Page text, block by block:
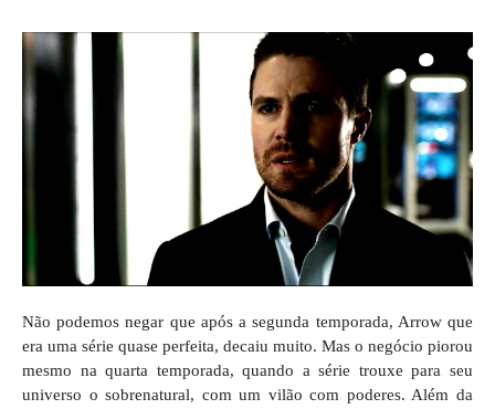
Não podemos negar que após a segunda temporada, Arrow que
era uma série quase perfeita, decaiu muito. Mas o negócio piorou
mesmo na quarta temporada, quando a série trouxe para seu
universo o sobrenatural, com um vilão com poderes. Além da